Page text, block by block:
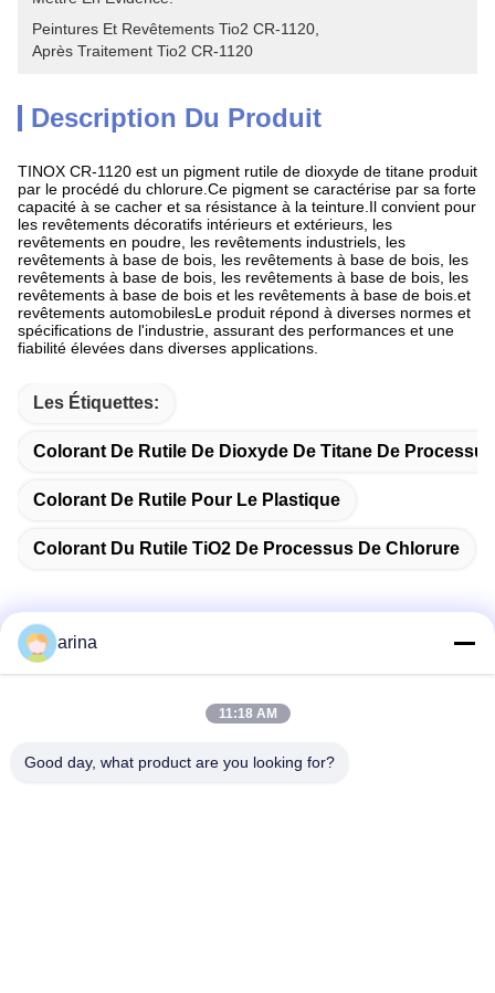
Peintures Et Revêtements Tio2 CR-1120
Après Traitement Tio2 CR-1120
Description Du Produit
TINOX CR-1120 est un pigment rutile de dioxyde de titane produit
par le procédé du chlorure.Ce pigment se caractérise par sa forte
capacité à se cacher et sa résistance à la teinture.Il convient pour
les revêtements décoratifs intérieurs et extérieurs, les
revêtements en poudre, les revêtements industriels, les
revêtements à base de bois, les revêtements à base de bois, les
revêtements à base de bois, les revêtements à base de bois, les
revêtements à base de bois et les revêtements à base de bois.et
revêtements automobilesLe produit répond à diverses normes et
spécifications de l'industrie, assurant des performances et une
fiabilité élevées dans diverses applications.
Les Étiquettes:
Colorant De Rutile De Dioxyde De Titane De
Colorant De Rutile Pour Le Plastique
Colorant Du Rutile TiO2 De Processus De Chlorure
1er étage, No.40, No.69, rue moyenne de Zhengbei, rue de
arina
11:18 AM
Good day, what product are you looking for?